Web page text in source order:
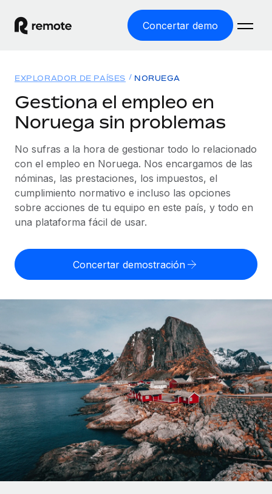
Concertar demo
EMPLEO GLOBAL
Nómina global
Gestiona las nóminas de forma sencilla y conforme a la
legalidad.
Employer of Record
Expándete en todo el mundo sin gastar en entidades.
cumpliendo la normativa.
Externaliza tareas laborales complejas.
INFRAESTRUCTURA
Conexión Remote
Integra los RR. HH. en tus flujos de trabajo sin
complicaciones.
Plataforma
Funciones esenciales de RR. HH. integradas para tu
Soluciones
COBERTURA MUNDIAL
Explorador de países
Consulta el soporte del empleo global según el país.
Explorador estatal de EE. UU.
Simplifica la contratación en todos los estados de EE.
Comparador de Remote
Compáranos con otras empresas.
Soluciones ágiles de RR. HH. globales y nóminas para
empresas en crecimiento.
Mediana empresa
Amplía tu equipo con soluciones de RR. HH.
personalizadas.
Empresa
RR. HH. globales para grandes empresas.
Recursos
HERRAMIENTAS Y CALCULADORAS
Calculadora del riesgo de clasificación errónea
Consulta el riesgo de clasificación errónea por país.
cualquier país.
APRENDIZAJE CON REMOTE
Guías y recursos
Casos prácticos
Glosario de RR. HH.
Listas de verificación y plantillas
Biblioteca de descripciones de puestos
Precios
English
Nederlands
Deutsch
Español
Italiano
Português (Portugal)
EXPLORADOR DE PAÍSES NORUEGA
Gestiona el empleo en
Noruega sin problemas
No sufras a la hora de gestionar todo lo relacionado
con el empleo en Noruega. Nos encargamos de las
nóminas, las prestaciones, los impuestos, el
cumplimiento normativo e incluso las opciones
sobre acciones de tu equipo en este país, y todo en
una plataforma fácil de usar.
Concertar demostración